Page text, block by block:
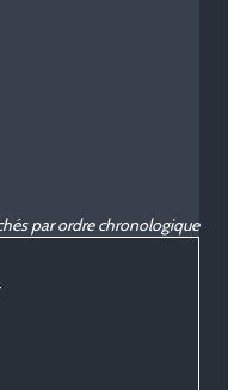
par ordre chronologique